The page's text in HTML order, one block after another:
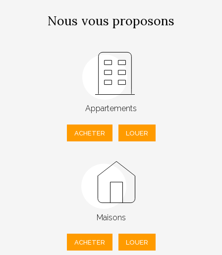
Nous vous proposons
Appartements
ACHETER LOUER
Maisons
ACHETER LOUER